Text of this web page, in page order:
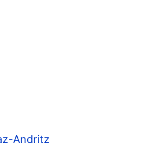
Andritz